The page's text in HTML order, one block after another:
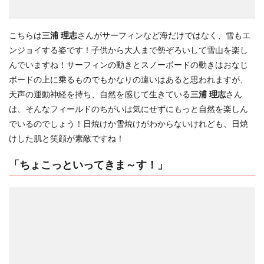
こちらは三浦 理志さんがサーフィンなど海だけではなく、雪もエ
ンジョイする姿です！子供から大人まで勢ぞろいして雪山を楽し
んでいますね！サーフィンの動きとスノーボードの動きはおなじ
ボードの上に乗るものでもかなりの違いはあると思われますが、
天声の運動神経を持ち、自然を感じて生きている三浦 理志さん
は、そんなフィールドのちがいは気にせずにもっと自然を楽しん
でいるのでしょう！日焼けか雪焼けがわからないけれども、日焼
けした肌と笑顔が素敵ですね！
「ちょこっといってきま～す！」